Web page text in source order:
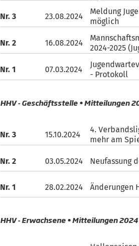
Nr. 3 23.08.2024
Meldung
möglich
Nr. 2 16.08.2024
2024-2025
Nr. 1 07.03.2024
- Protokoll
HHV - Geschäftsstelle • Mitteilungen
Nr. 3 15.10.2024
4.
mehr am
Nr. 2 03.05.2024 Neufassung
Nr. 1 28.02.2024 Änderungen
HHV - Erwachsene • Mitteilungen 2024